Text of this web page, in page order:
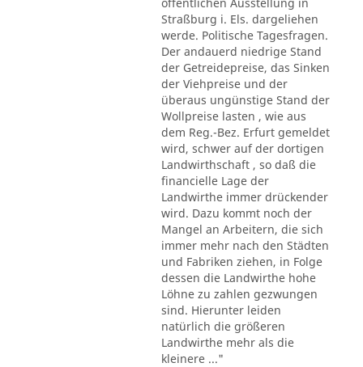
Straßburg i. Els. dargeliehen
werde. Politische Tagesfragen.
Der andauerd niedrige Stand
der Getreidepreise, das Sinken
der Viehpreise und der
überaus ungünstige Stand der
Wollpreise lasten , wie aus
dem Reg.-Bez. Erfurt gemeldet
wird, schwer auf der dortigen
Landwirthschaft , so daß die
financielle Lage der
Landwirthe immer drückender
wird. Dazu kommt noch der
Mangel an Arbeitern, die sich
immer mehr nach den Städten
und Fabriken ziehen, in Folge
dessen die Landwirthe hohe
Löhne zu zahlen gezwungen
sind. Hierunter leiden
natürlich die größeren
Landwirthe mehr als die
kleinere ..."